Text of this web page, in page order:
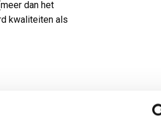
dan het
kwaliteiten als